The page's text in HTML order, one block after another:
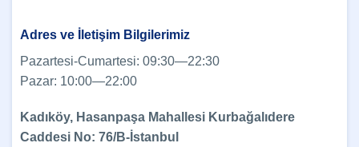
Adres ve İletişim Bilgilerimiz
Pazartesi-Cumartesi: 09:30—22:30
Pazar: 10:00—22:00
Kadıköy, Hasanpaşa Mahallesi Kurbağalıdere
Caddesi No: 76/B-İstanbul